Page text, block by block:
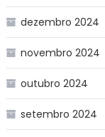
dezembro 2024
novembro 2024
outubro 2024
setembro 2024